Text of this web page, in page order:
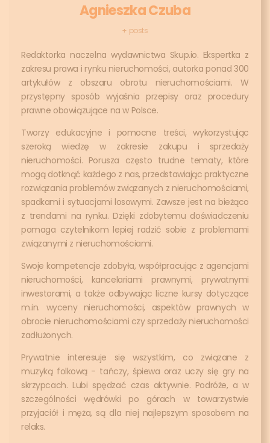
Agnieszka Czuba
+ posts
Redaktorka naczelna wydawnictwa Skup.io. Ekspertka z
zakresu prawa i rynku nieruchomości, autorka ponad 300
artykułów z obszaru obrotu nieruchomościami. W
przystępny sposób wyjaśnia przepisy oraz procedury
prawne obowiązujące na w Polsce.
Tworzy edukacyjne i pomocne treści, wykorzystując
szeroką wiedzę w zakresie zakupu i sprzedaży
nieruchomości. Porusza często trudne tematy, które
mogą dotknąć każdego z nas, przedstawiając praktyczne
rozwiązania problemów związanych z nieruchomościami,
spadkami i sytuacjami losowymi. Zawsze jest na bieżąco
z trendami na rynku. Dzięki zdobytemu doświadczeniu
pomaga czytelnikom lepiej radzić sobie z problemami
związanymi z nieruchomościami.
Swoje kompetencje zdobyła, współpracując z agencjami
nieruchomości, kancelariami prawnymi, prywatnymi
inwestorami, a także odbywając liczne kursy dotyczące
m.in. wyceny nieruchomości, aspektów prawnych w
obrocie nieruchomościami czy sprzedaży nieruchomości
zadłużonych.
Prywatnie interesuje się wszystkim, co związane z
muzyką folkową - tańczy, śpiewa oraz uczy się gry na
skrzypcach. Lubi spędzać czas aktywnie. Podróże, a w
szczególności wędrówki po górach w towarzystwie
przyjaciół i męża, są dla niej najlepszym sposobem na
relaks.